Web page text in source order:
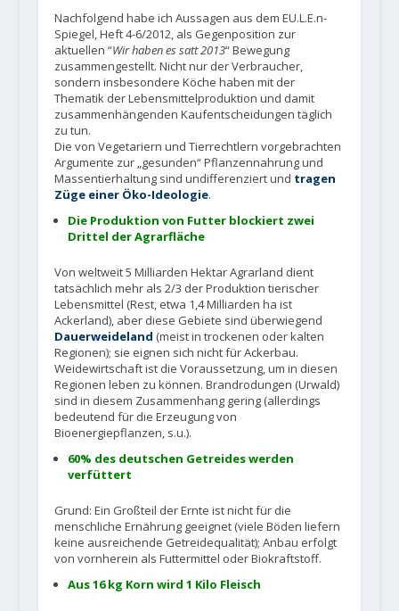
Nachfolgend habe ich Aussagen aus dem EU.L.E.n-
Spiegel, Heft 4-6/2012, als Gegenposition zur
aktuellen “Wir haben es satt 2013“ Bewegung
zusammengestellt. Nicht nur der Verbraucher,
sondern insbesondere Köche haben mit der
Thematik der Lebensmittelproduktion und damit
zusammenhängenden Kaufentscheidungen täglich
zu tun.
Die von Vegetariern und Tierrechtlern vorgebrachten
Argumente zur „gesunden“ Pflanzennahrung und
Massentierhaltung sind undifferenziert und tragen
Züge einer Öko-Ideologie.
Die Produktion von Futter blockiert zwei
Drittel der Agrarfläche
Von weltweit 5 Milliarden Hektar Agrarland dient
tatsächlich mehr als 2/3 der Produktion tierischer
Lebensmittel (Rest, etwa 1,4 Milliarden ha ist
Ackerland), aber diese Gebiete sind überwiegend
Dauerweideland (meist in trockenen oder kalten
Regionen); sie eignen sich nicht für Ackerbau.
Weidewirtschaft ist die Voraussetzung, um in diesen
Regionen leben zu können. Brandrodungen (Urwald)
sind in diesem Zusammenhang gering (allerdings
bedeutend für die Erzeugung von
Bioenergiepflanzen, s.u.).
60% des deutschen Getreides werden
verfüttert
Grund: Ein Großteil der Ernte ist nicht für die
menschliche Ernährung geeignet (viele Böden liefern
keine ausreichende Getreidequalität); Anbau erfolgt
von vornherein als Futtermittel oder Biokraftstoff.
Aus 16 kg Korn wird 1 Kilo Fleisch